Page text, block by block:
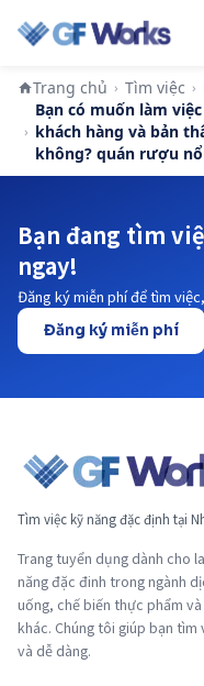
Trang chủ › Tìm việc ›
›
Bạn có muốn làm
khách hàng và bản
không? quán rượu
Bạn đang tìm
ngay!
Đăng ký miễn phí để tìm
Đăng ký miễn phí
Tìm việc kỹ năng đặc định tại
Trang tuyển dụng dành cho
năng đặc đinh trong ngành
uống, chế biến thực phẩm
khác. Chúng tôi giúp bạn tìm
và dễ dàng.